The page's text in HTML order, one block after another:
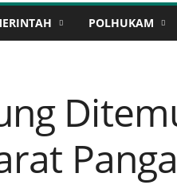
POLHUKAM